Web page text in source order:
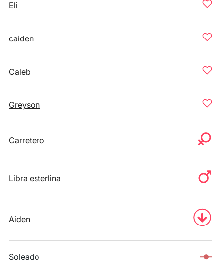
Eli
caiden
Caleb
Greyson
Carretero
Libra esterlina
Aiden
Soleado